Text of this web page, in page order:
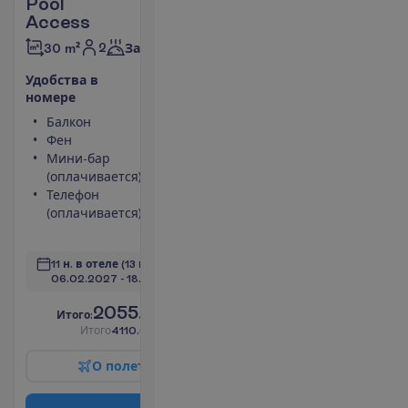
Access
30 m² 2 Завтраки
Удобства в
номере
Балкон
Фен
Мини-бар
(оплачивается)
Телефон
(оплачивается)
11 н. в отеле (13 н. всего)
06.02.2027 - 18.02.2027
И того:2055.00
Итого4110.00
О полет